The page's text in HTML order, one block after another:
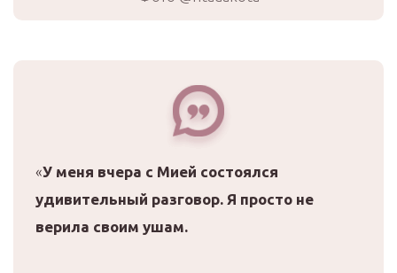
«У меня вчера с Мией состоялся
удивительный разговор. Я просто не
верила своим ушам.